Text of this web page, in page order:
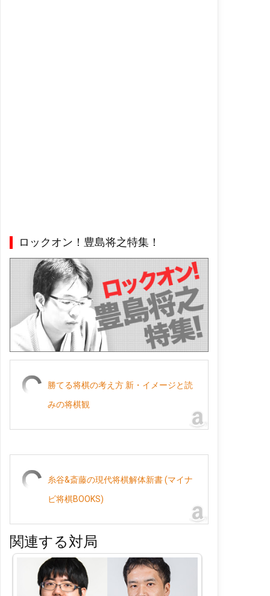
ロックオン！豊島将之特集！
勝てる将棋の考え方 新・イメージと読
みの将棋観
糸谷&斎藤の現代将棋解体新書 (マイナ
ビ将棋BOOKS)
関連する対局